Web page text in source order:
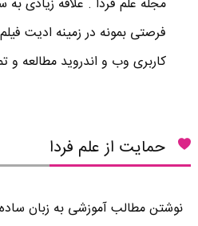
فرصتی بمونه در زمینه ادیت
کاربری وب و اندروید مطالعه و
حمایت از علم فردا
نوشتن مطالب آموزشی به زبان